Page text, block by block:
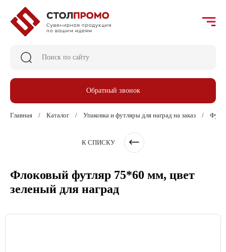
Обратный звонок
Главная Каталог Упаковка и футляры для наград на заказ
К СПИСКУ
Флоковый футляр 75*60 мм, цвет
зеленый для наград